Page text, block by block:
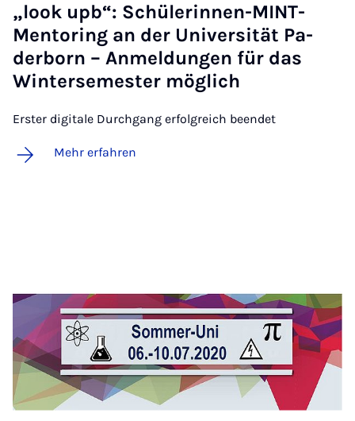
„look upb“: Schü­le­rin­nen-MINT-
Men­to­ring an der Uni­ver­si­tät Pa­
der­born – An­mel­dun­gen für das
Win­ter­se­mes­ter mög­lich
Erster digitale Durchgang erfolgreich beendet
Mehr erfahren